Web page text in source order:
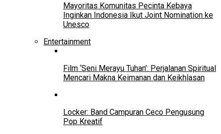
Mayoritas Komunitas Pecinta Kebaya
Inginkan Indonesia Ikut Joint Nomination ke
Unesco
Entertainment
Film ‘Seni Merayu Tuhan’: Perjalanan Spiritual
Mencari Makna Keimanan dan Keikhlasan
Locker: Band Campuran Ceco Pengusung
Pop Kreatif